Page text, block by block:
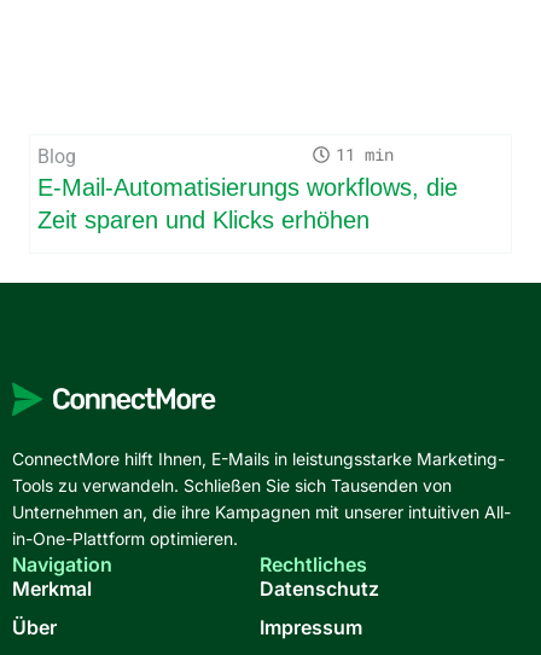
Blog 11
E-Mail-Automatisierungs workflows, die
Zeit sparen und Klicks erhöhen
ConnectMore hilft Ihnen, E-Mails in leistungsstarke Marketing-
Tools zu verwandeln. Schließen Sie sich Tausenden von
Unternehmen an, die ihre Kampagnen mit unserer intuitiven All-
in-One-Plattform optimieren.
Navigation
Merkmal
Über
Rechtliches
Datenschutz
Impressum